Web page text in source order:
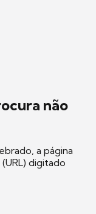
não
a página
digitado